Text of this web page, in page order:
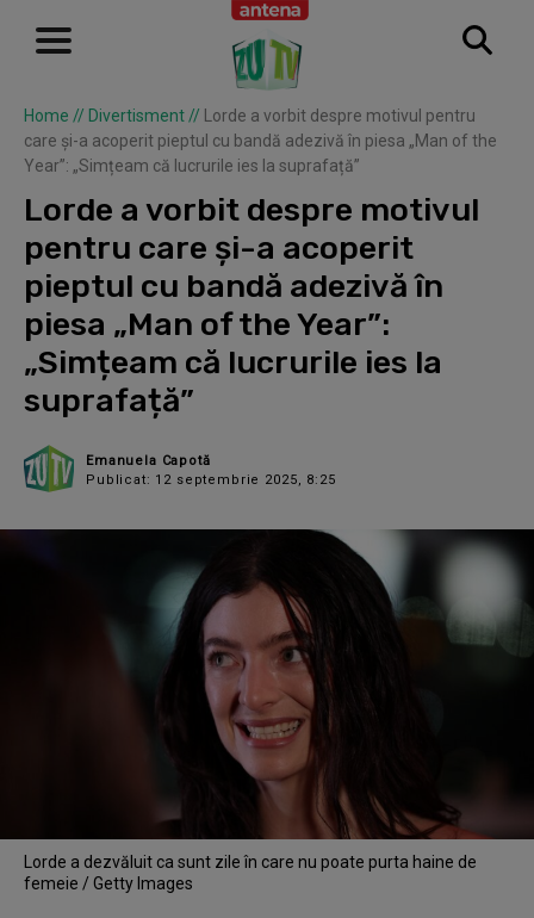
Home // Divertisment //
Lorde a vorbit despre motivul pentru
care și-a acoperit pieptul cu bandă adezivă în piesa „Man of the
Year”: „Simțeam că lucrurile ies la suprafață”
Lorde a vorbit despre motivul
pentru care și-a acoperit
pieptul cu bandă adezivă în
piesa „Man of the Year”:
„Simțeam că lucrurile ies la
suprafață”
Emanuela Capotă
Publicat: 12 septembrie 2025, 8:25
Lorde a dezvăluit ca sunt zile în care nu poate purta haine de
femeie / Getty Images